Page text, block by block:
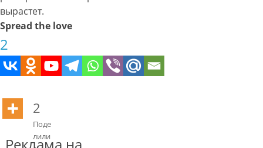
вырастет.
Spread the love
2
2
Поде
лили